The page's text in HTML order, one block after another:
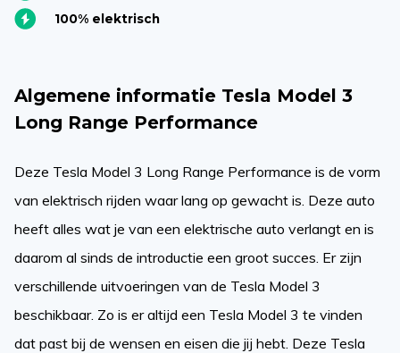
100% elektrisch
Algemene informatie Tesla Model 3
Long Range Performance
Deze Tesla Model 3 Long Range Performance is de vorm
van elektrisch rijden waar lang op gewacht is. Deze auto
heeft alles wat je van een elektrische auto verlangt en is
daarom al sinds de introductie een groot succes. Er zijn
verschillende uitvoeringen van de Tesla Model 3
beschikbaar. Zo is er altijd een Tesla Model 3 te vinden
dat past bij de wensen en eisen die jij hebt. Deze Tesla